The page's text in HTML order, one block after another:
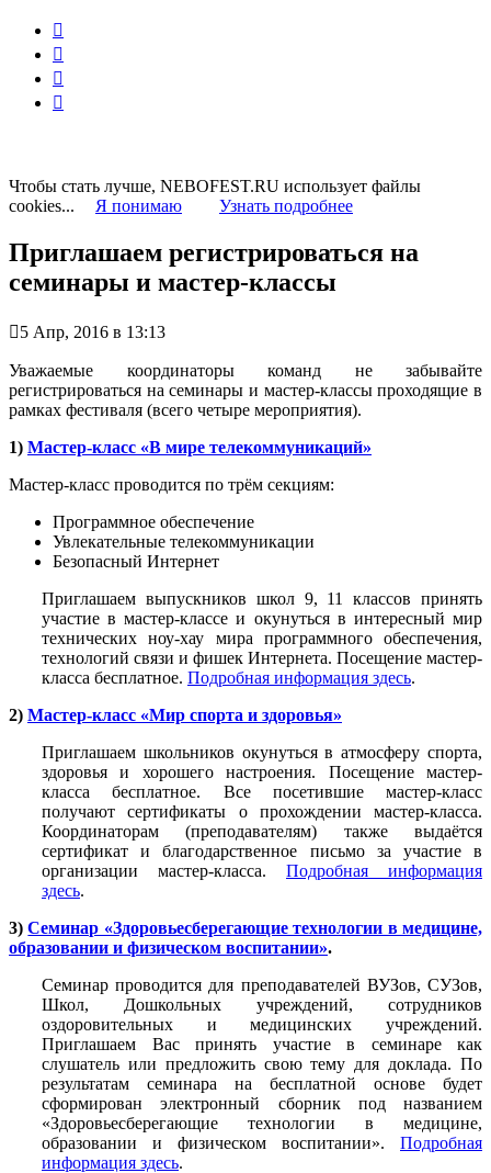




Чтобы стать лучше, NEBOFEST.RU использует файлы
cookies...
Я понимаю Узнать подробнее
Приглашаем регистрироваться на
семинары и мастер-классы
5 Апр, 2016 в 13:13
Уважаемые координаторы команд не забывайте
регистрироваться на семинары и мастер-классы проходящие в
рамках фестиваля (всего четыре мероприятия).
1) Мастер-класс «В мире телекоммуникаций»
Мастер-класс проводится по трём секциям:
Программное обеспечение
Увлекательные телекоммуникации
Безопасный Интернет
Приглашаем выпускников школ 9, 11 классов принять
участие в мастер-классе и окунуться в интересный мир
технических ноу-хау мира программного обеспечения,
технологий связи и фишек Интернета. Посещение мастер-
класса бесплатное. Подробная информация здесь.
2) Мастер-класс «Мир спорта и здоровья»
Приглашаем школьников окунуться в атмосферу спорта,
здоровья и хорошего настроения. Посещение мастер-
класса бесплатное. Все посетившие мастер-класс
получают сертификаты о прохождении мастер-класса.
Координаторам (преподавателям) также выдаётся
сертификат и благодарственное письмо за участие в
организации мастер-класса. Подробная информация
здесь.
3)Семинар «Здоровьесберегающие технологии в медицине,
образовании и физическом воспитании».
Семинар проводится для преподавателей ВУЗов, СУЗов,
Школ, Дошкольных учреждений, сотрудников
оздоровительных и медицинских учреждений.
Приглашаем Вас принять участие в семинаре как
слушатель или предложить свою тему для доклада. По
результатам семинара на бесплатной основе будет
сформирован электронный сборник под названием
«Здоровьесберегающие технологии в медицине,
образовании и физическом воспитании». Подробная
информация здесь.